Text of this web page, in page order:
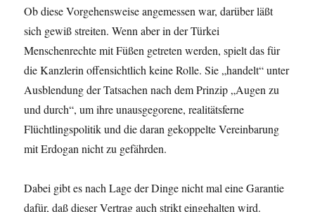
Ob diese Vorgehensweise angemessen war, darüber läßt
sich gewiß streiten. Wenn aber in der Türkei
Menschenrechte mit Füßen getreten werden, spielt das für
die Kanzlerin offensichtlich keine Rolle. Sie „handelt“ unter
Ausblendung der Tatsachen nach dem Prinzip „Augen zu
und durch“, um ihre unausgegorene, realitätsferne
Flüchtlingspolitik und die daran gekoppelte Vereinbarung
mit Erdogan nicht zu gefährden.
Dabei gibt es nach Lage der Dinge nicht mal eine Garantie
dafür, daß dieser Vertrag auch strikt eingehalten wird.